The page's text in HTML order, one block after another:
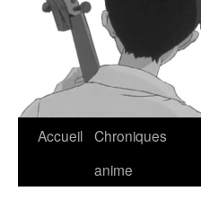
Accueil Chroniques
anime